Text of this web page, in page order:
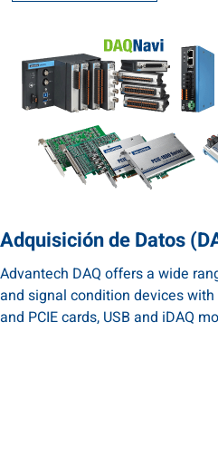
Adquisición de Datos
Advantech DAQ offers a wide
and signal condition devices
and PCIE cards, USB and iDAQ